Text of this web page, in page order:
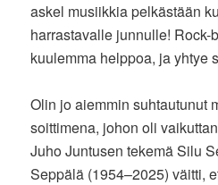
askel musiikkia pelkästään
harrastavalle junnulle! Rock-
kuulemma helppoa, ja yhtye
Olin jo aiemmin suhtautunut
soittimena, johon oli
Juho Juntusen tekemä Silu
Seppälä (1954–2025) väitti,